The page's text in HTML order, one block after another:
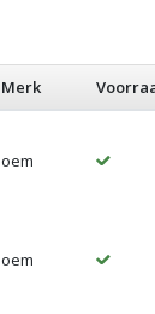
Merk
oem
oem